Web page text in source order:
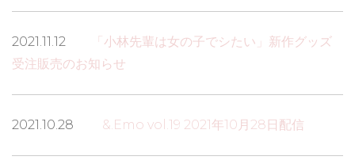
2021.11.12
「小林先輩は女の子でシたい」新作グッズ
受注販売のお知らせ
2021.10.28 &.Emo vol.19 2021年10月28日配信